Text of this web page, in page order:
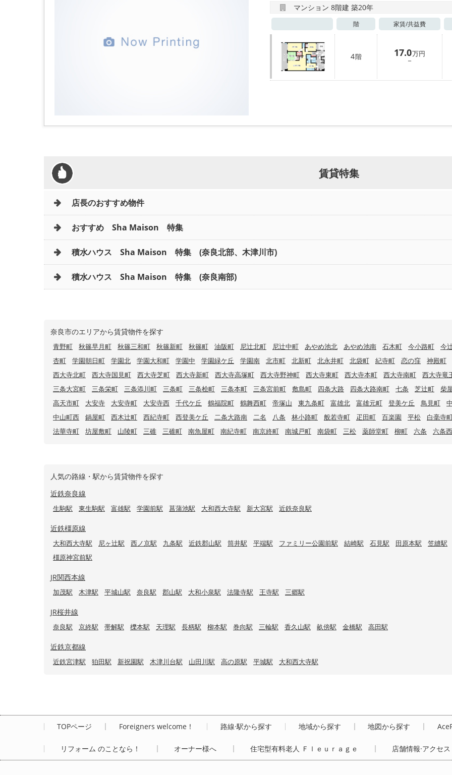
マンション 8階建 築20年
階 家賃/共益費
4階 17.0万円
－
賃貸特集
店長のおすすめ物件
おすすめ Sha Maison 特集
積水ハウス Sha Maison 特集 (奈良北部、木津川市)
積水ハウス Sha Maison 特集 (奈良南部)
奈良市のエリアから賃貸物件を探す
青野町 秋篠早月町 秋篠三和町 秋篠新町 秋篠町 油阪町 尼辻北町 尼辻中町 あやめ池北 あやめ池南 石木町 今小路町
今
杏町
学園朝日町 学園北 学園大和町 学園中 学園緑ケ丘 学園南 北市町 北新町 北永井町 北袋町 紀寺町 恋の窪
神殿町
西大寺北町
西大寺国見町 西大寺芝町 西大寺新町 西大寺高塚町 西大寺野神町 西大寺東町 西大寺本町 西大寺南町
西大寺竜
三条大宮町
三条栄町 三条添川町 三条町 三条桧町 三条本町 三条宮前町 敷島町 四条大路 四条大路南町 七条 芝辻町
柴
高天市町
大安寺 大安寺町 大安寺西 千代ケ丘 鶴福院町 鶴舞西町 帝塚山 東九条町 富雄北 富雄元町 登美ケ丘 鳥見町
中山町西
鍋屋町 西木辻町 西紀寺町 西登美ケ丘 二条大路南 二名 八条 林小路町 般若寺町 疋田町 百楽園 平松
白毫寺
法華寺町
坊屋敷町 山陵町 三碓 三碓町 南魚屋町 南紀寺町 南京終町 南城戸町 南袋町 三松 薬師堂町 柳町 六条 六条西
人気の路線・駅から賃貸物件を探す
近鉄奈良線
生駒駅 東生駒駅 富雄駅 学園前駅 菖蒲池駅 大和西大寺駅 新大宮駅 近鉄奈良駅
近鉄橿原線
大和西大寺駅 尼ヶ辻駅 西ノ京駅 九条駅 近鉄郡山駅 筒井駅 平端駅 ファミリー公園前駅 結崎駅 石見駅 田原本駅
笠縫駅
橿原神宮前駅
JR関西本線
加茂駅 木津駅 平城山駅 奈良駅 郡山駅 大和小泉駅 法隆寺駅 王寺駅 三郷駅
JR桜井線
奈良駅 京終駅 帯解駅 櫟本駅 天理駅 長柄駅 柳本駅 巻向駅 三輪駅 香久山駅 畝傍駅 金橋駅 高田駅
近鉄京都線
近鉄宮津駅 狛田駅 新祝園駅 木津川台駅 山田川駅 高の原駅 平城駅 大和西大寺駅
TOPページ Foreigners welcome！ 路線·駅から探す 地域から探す 地図から探す
リフォーム のことなら！ オーナー様へ 住宅型有料老人 Ｆｌｅｕｒａｇｅ 店舗情報·アクセス